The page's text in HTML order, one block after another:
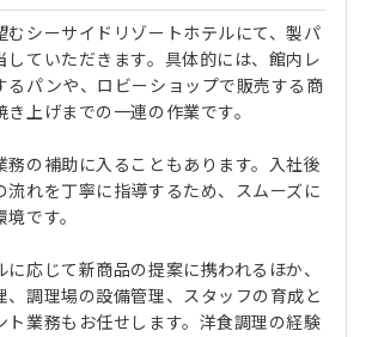
むシーサイドリゾートホテルにて、製パ
していただきます。具体的には、館内レ
るパンや、ロビーショップで販売する商
上げまでの一連の作業です。
務の補助に入ることもあります。入社後
流れを丁寧に指導するため、スムーズに
です。
応じて新商品の提案に携われるほか、
、調理場の設備管理、スタッフの育成と
ト業務もお任せします。洋食調理の経験